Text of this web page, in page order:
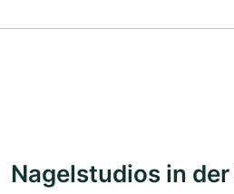
Nagelstudios in der